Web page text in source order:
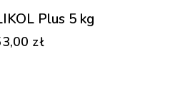
Plus 5 kg
zł